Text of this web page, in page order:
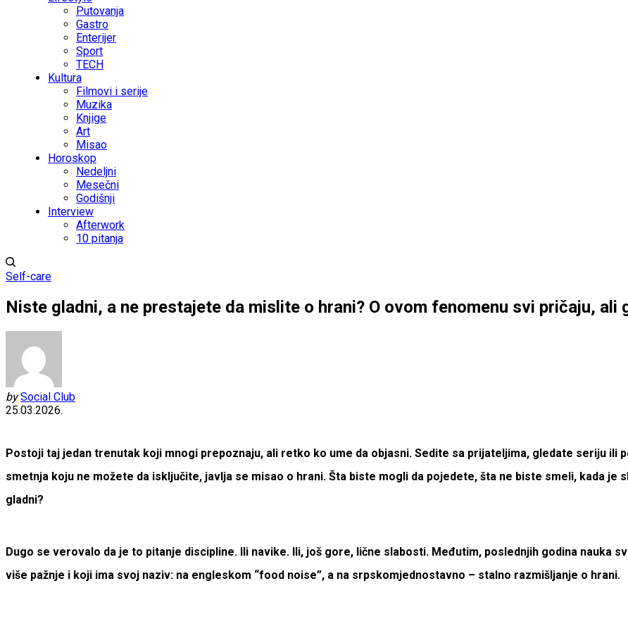
Putovanja
Gastro
Enterijer
Sport
TECH
Kultura
Filmovi i serije
Muzika
Knjige
Art
Misao
Horoskop
Nedeljni
Mesečni
Godišnji
Interview
Afterwork
10 pitanja
Self-care
Niste gladni, a ne prestajete da mislite o hrani? O ovom fenomenu svi pričaju, ali
by Social Club
25.03.2026.
Postoji taj jedan trenutak koji mnogi prepoznaju, ali retko ko ume da objasni. Sedite sa prijateljima, gledate seriju ili
smetnja koju ne možete da isključite, javlja se misao o hrani. Šta biste mogli da pojedete, šta ne biste smeli, kada je
gladni?
Dugo se verovalo da je to pitanje discipline. Ili navike. Ili, još gore, lične slabosti. Međutim, poslednjih godina nauka
više pažnje i koji ima svoj naziv: na engleskom “food noise”, a na srpskomjednostavno – stalno razmišljanje o hrani.